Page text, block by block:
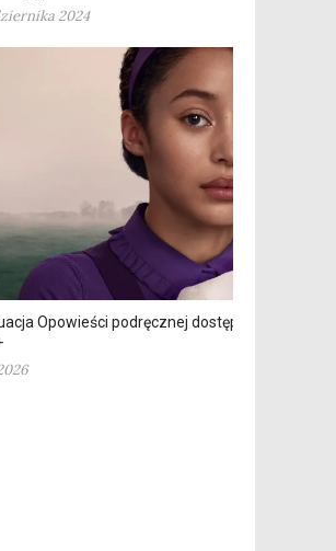
2024
Opowieści podręcznej dostępna na